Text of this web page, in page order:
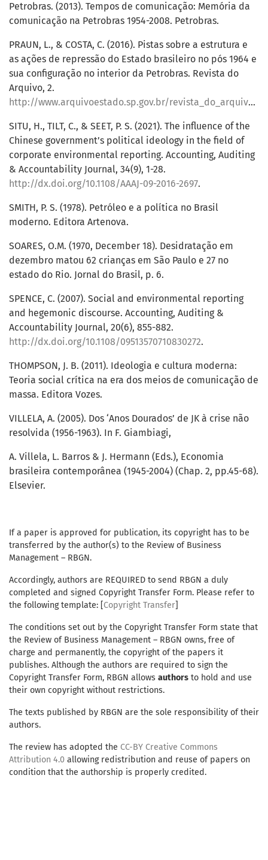
Petrobras. (2013). Tempos de comunicação: Memória da
comunicação na Petrobras 1954-2008. Petrobras.
PRAUN, L., & COSTA, C. (2016). Pistas sobre a estrutura e
as ações de repressão do Estado brasileiro no pós 1964 e
sua configuração no interior da Petrobras. Revista do
Arquivo, 2.
http://www.arquivoestado.sp.gov.br/revista_do_arquivo/02/artigo_02.php
SITU, H., TILT, C., & SEET, P. S. (2021). The influence of the
Chinese government’s political ideology in the field of
corporate environmental reporting. Accounting, Auditing
& Accountability Journal, 34(9), 1-28.
http://dx.doi.org/10.1108/AAAJ-09-2016-2697.
SMITH, P. S. (1978). Petróleo e a política no Brasil
moderno. Editora Artenova.
SOARES, O.M. (1970, December 18). Desidratação em
dezembro matou 62 crianças em São Paulo e 27 no
estado do Rio. Jornal do Brasil, p. 6.
SPENCE, C. (2007). Social and environmental reporting
and hegemonic discourse. Accounting, Auditing &
Accountability Journal, 20(6), 855-882.
http://dx.doi.org/10.1108/09513570710830272.
THOMPSON, J. B. (2011). Ideologia e cultura moderna:
Teoria social crítica na era dos meios de comunicação de
massa. Editora Vozes.
VILLELA, A. (2005). Dos ‘Anos Dourados’ de JK à crise não
resolvida (1956-1963). In F. Giambiagi,
A. Villela, L. Barros & J. Hermann (Eds.), Economia
brasileira contemporânea (1945-2004) (Chap. 2, pp.45-68).
Elsevier.
If a paper is approved for publication, its copyright has to be
transferred by the author(s) to the Review of Business
Management – RBGN.
Accordingly, authors are REQUIRED to send RBGN a duly
completed and signed Copyright Transfer Form. Please refer to
the following template: [Copyright Transfer]
The conditions set out by the Copyright Transfer Form state that
the Review of Business Management – RBGN owns, free of
charge and permanently, the copyright of the papers it
publishes. Although the authors are required to sign the
Copyright Transfer Form, RBGN allows authors to hold and use
their own copyright without restrictions.
The texts published by RBGN are the sole responsibility of their
authors.
The review has adopted the CC-BY Creative Commons
Attribution 4.0 allowing redistribution and reuse of papers on
condition that the authorship is properly credited.